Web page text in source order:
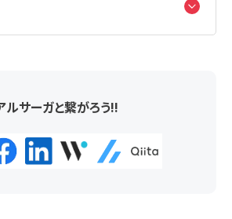
ルサーガと繋がろう!!